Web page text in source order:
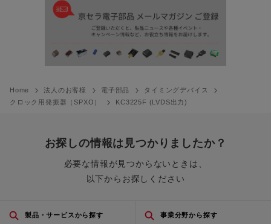
Home 法人のお客様 電子部品
タイミングデバイス
クロック用発振器（SPXO）
KC3225F (LVDS出力)
お探しの情報は見つかりましたか？
必要な情報が見つからないときは、
以下からお探しください
製品・サービスから探す 事業分野から探す